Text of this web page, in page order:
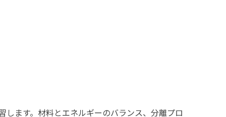
ます。材料とエネルギーのバランス、分離プロ